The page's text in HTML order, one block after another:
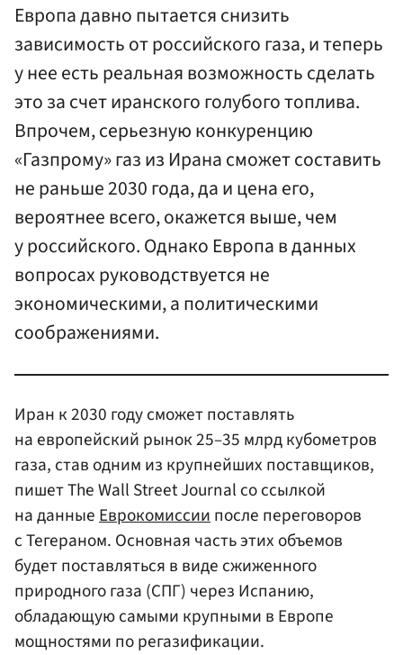
Европа давно пытается снизить
зависимость от российского газа, и теперь
у нее есть реальная возможность сделать
это за счет иранского голубого топлива.
Впрочем, серьезную конкуренцию
«Газпрому» газ из Ирана сможет составить
не раньше 2030 года, да и цена его,
вероятнее всего, окажется выше, чем
у российского. Однако Европа в данных
вопросах руководствуется не
экономическими, а политическими
соображениями.
Иран к 2030 году сможет поставлять
на европейский рынок 25–35 млрд кубометров
газа, став одним из крупнейших поставщиков,
пишет The Wall Street Journal со ссылкой
на данные Еврокомиссии после переговоров
с Тегераном. Основная часть этих объемов
будет поставляться в виде сжиженного
природного газа (СПГ) через Испанию,
обладающую самыми крупными в Европе
мощностями по регазификации.